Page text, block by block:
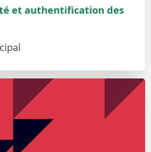
et authentification des